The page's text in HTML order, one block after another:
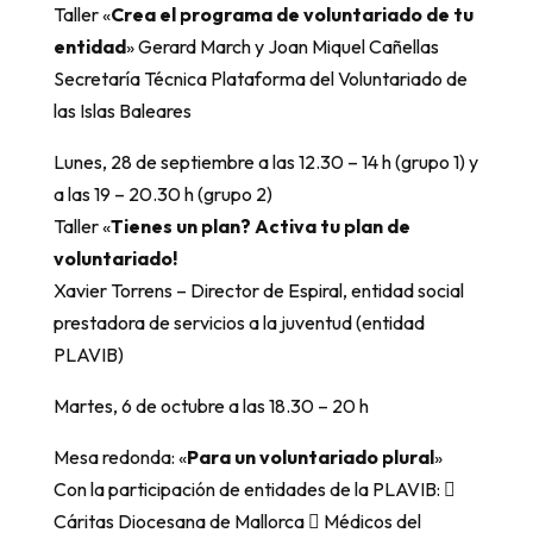
Taller «Crea el programa de voluntariado de tu
entidad» Gerard March y Joan Miquel Cañellas
Secretaría Técnica Plataforma del Voluntariado de
las Islas Baleares
Lunes, 28 de septiembre a las 12.30 – 14 h (grupo 1) y
a las 19 – 20.30 h (grupo 2)
Taller «Tienes un plan? Activa tu plan de
voluntariado!
Xavier Torrens – Director de Espiral, entidad social
prestadora de servicios a la juventud (entidad
PLAVIB)
Martes, 6 de octubre a las 18.30 – 20 h
Mesa redonda: «Para un voluntariado plural»
Con la participación de entidades de la PLAVIB: 
Cáritas Diocesana de Mallorca  Médicos del